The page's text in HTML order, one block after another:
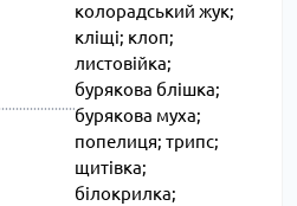
колорадський жук;
кліщі; клоп;
листовійка;
бурякова блішка;
бурякова муха;
попелиця; трипс;
щитівка;
білокрилка;